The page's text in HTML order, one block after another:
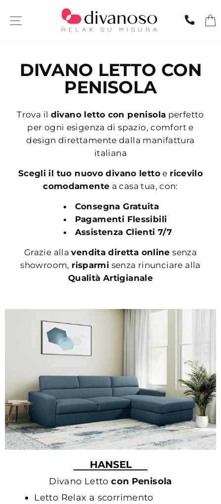
SITE NAVIGATION
DIVANO LETTO CON
PENISOLA
Trova il divano letto con penisola perfetto
per ogni esigenza di spazio, comfort e
design direttamente dalla manifattura
italiana
Scegli il tuo nuovo divano letto e ricevilo
comodamente a casa tua, con:
Consegna Gratuita
Pagamenti Flessibili
Assistenza Clienti 7/7
Grazie allavendita diretta online senza
showroom, risparmi senza rinunciare alla
Qualità Artigianale
HANSEL
Divano Lettocon Penisola
Letto Relax a scorrimento